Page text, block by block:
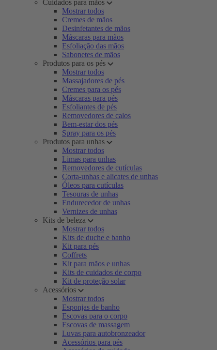
Cuidados para mãos
Mostrar todos
Cremes de mãos
Desinfetantes de mãos
Máscaras para mãos
Esfoliação das mãos
Sabonetes de mãos
Produtos para os pés
Mostrar todos
Massajadores de pés
Cremes para os pés
Máscaras para pés
Esfoliantes de pés
Removedores de calos
Bem-estar dos pés
Spray para os pés
Produtos para unhas
Mostrar todos
Limas para unhas
Removedores de cutículas
Corta-unhas e alicates de unhas
Óleos para cutículas
Tesouras de unhas
Endurecedor de unhas
Vernizes de unhas
Kits de beleza
Mostrar todos
Kits de duche e banho
Kit para pés
Coffrets
Kit para mãos e unhas
Kits de cuidados de corpo
Kit de proteção solar
Acessórios
Mostrar todos
Esponjas de banho
Escovas para o corpo
Escovas de massagem
Luvas para autobronzeador
Acessórios para pés